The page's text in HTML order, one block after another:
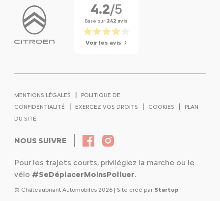
4.2/5
Basé sur 242 avis
Voir les avis
MENTIONS LÉGALES |
POLITIQUE DE
CONFIDENTIALITÉ
| EXERCEZ VOS DROITS | COOKIES |
PLAN
DU SITE
NOUS SUIVRE
Pour les trajets courts, privilégiez la marche ou le
vélo #SeDéplacerMoinsPolluer.
© Châteaubriant Automobiles 2026 | Site créé par Startup